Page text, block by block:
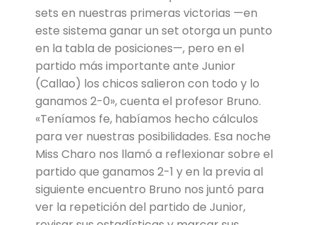
sets en nuestras primeras victorias —en
este sistema ganar un set otorga un punto
en la tabla de posiciones—, pero en el
partido más importante ante Junior
(Callao) los chicos salieron con todo y lo
ganamos 2-0», cuenta el profesor Bruno.
«Teníamos fe, habíamos hecho cálculos
para ver nuestras posibilidades. Esa noche
Miss Charo nos llamó a reflexionar sobre el
partido que ganamos 2-1 y en la previa al
siguiente encuentro Bruno nos juntó para
ver la repetición del partido de Junior,